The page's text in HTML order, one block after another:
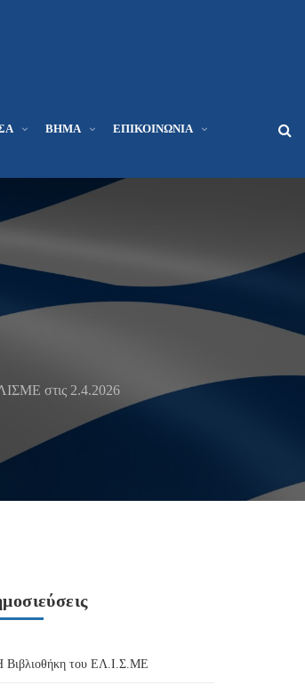
ΒΉΜΑ ΕΠΙΚΟΙΝΩΝΊΑ
στις 2.4.2026
Βιβλιοθήκη του ΕΛ.Ι.Σ.ΜΕ